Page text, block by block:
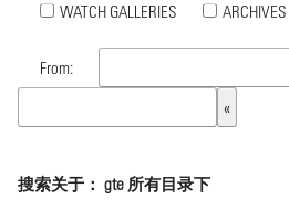
WATCH GALLERIES
ARCHIVES
From:
搜索关于： gte 所有目录下